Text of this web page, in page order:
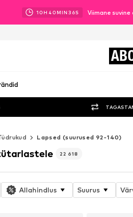
10H 40MIN 35S Viimane
Lapsed (suurused 92-140)
22 618
Allahindlus Suurus